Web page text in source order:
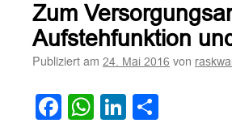
Zum
Aufstehfunktion
Publiziert am 24. Mai 2016 von
Facebook
WhatsApp
LinkedIn